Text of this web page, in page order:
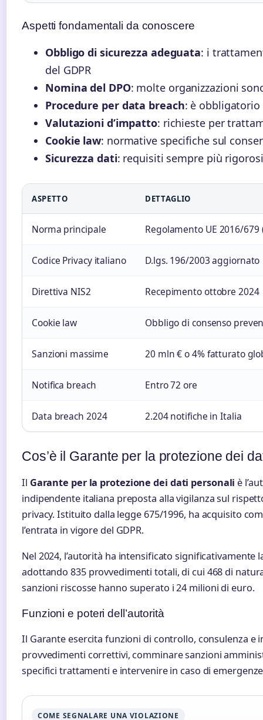
Aspetti fondamentali da conoscere
Obbligo di sicurezza adeguata: i
del GDPR
Nomina del DPO: molte organizzazioni
Procedure per data breach: è
Valutazioni d’impatto: richieste per
Cookie law: normative specifiche sul
Sicurezza dati: requisiti sempre più
ASPETTO DETTAGLIO
Norma principale Regolamento UE 2016/679
Codice Privacy italiano D.lgs. 196/2003 aggiornato
Direttiva NIS2 Recepimento ottobre 2024
Cookie law Obbligo di consenso
Sanzioni massime 20 mln € o 4% fatturato
Notifica breach Entro 72 ore
Data breach 2024 2.204 notifiche in Italia
Cos’è il Garante per la protezione dei
Il Garante per la protezione dei dati personali è
indipendente italiana preposta alla vigilanza sul
privacy. Istituito dalla legge 675/1996, ha acquisito
l’entrata in vigore del GDPR.
Nel 2024, l’autorità ha intensificato
adottando 835 provvedimenti totali, di cui 468 di
sanzioni riscosse hanno superato i 24 milioni di euro.
Funzioni e poteri dell’autorità
Il Garante esercita funzioni di controllo, consulenza e
provvedimenti correttivi, comminare sanzioni
specifici trattamenti e intervenire in caso di
COME SEGNALARE UNA VIOLAZIONE